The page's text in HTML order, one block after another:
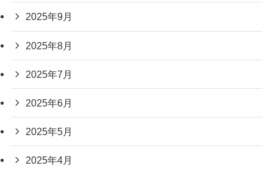
2025年9月
2025年8月
2025年7月
2025年6月
2025年5月
2025年4月